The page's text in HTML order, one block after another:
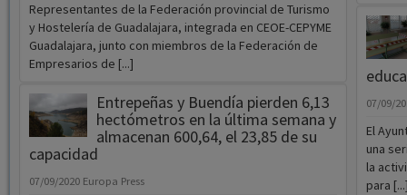
Representantes de la Federación provincial de Turismo
y Hostelería de Guadalajara, integrada en CEOE-CEPYME
Guadalajara, junto con miembros de la Federación de
Empresarios de [...]
Entrepeñas y Buendía pierden 6,13
hectómetros en la última semana y
almacenan 600,64, el 23,85 de su
capacidad
07/09/2020 Europa Press
07/09/
El
una
la
para